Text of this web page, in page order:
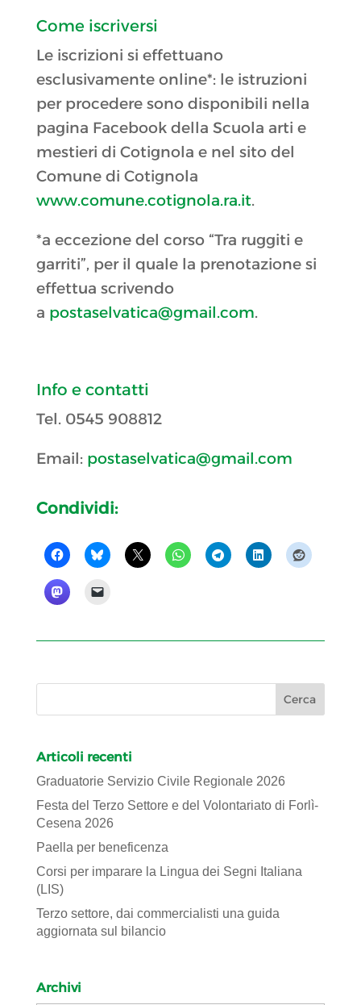
Come iscriversi
Le iscrizioni si effettuano
esclusivamente online*: le istruzioni
per procedere sono disponibili nella
pagina Facebook della Scuola arti e
mestieri di Cotignola e nel sito del
Comune di Cotignola
www.comune.cotignola.ra.it.
*a eccezione del corso “Tra ruggiti e
garriti”, per il quale la prenotazione si
effettua scrivendo
a postaselvatica@gmail.com.
Info e contatti
Tel. 0545 908812
Email: postaselvatica@gmail.com
Condividi:
Articoli recenti
Graduatorie Servizio Civile Regionale 2026
Festa del Terzo Settore e del Volontariato di Forlì-
Cesena 2026
Paella per beneficenza
Corsi per imparare la Lingua dei Segni Italiana
(LIS)
Terzo settore, dai commercialisti una guida
aggiornata sul bilancio
Archivi